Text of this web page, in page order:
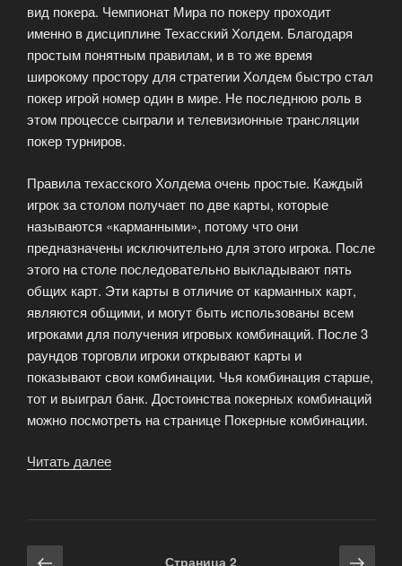
вид покера. Чемпионат Мира по покеру проходит
именно в дисциплине Техасский Холдем. Благодаря
простым понятным правилам, и в то же время
широкому простору для стратегии Холдем быстро стал
покер игрой номер один в мире. Не последнюю роль в
этом процессе сыграли и телевизионные трансляции
покер турниров.
Правила техасского Холдема очень простые. Каждый
игрок за столом получает по две карты, которые
называются «карманными», потому что они
предназначены исключительно для этого игрока. После
этого на столе последовательно выкладывают пять
общих карт. Эти карты в отличие от карманных карт,
являются общими, и могут быть использованы всем
игроками для получения игровых комбинаций. После 3
раундов торговли игроки открывают карты и
показывают свои комбинации. Чья комбинация старше,
тот и выиграл банк. Достоинства покерных комбинаций
можно посмотреть на странице Покерные комбинации.
Читать далее
Навигация
Страница 2